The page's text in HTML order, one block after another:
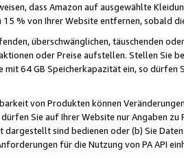
dass Amazon auf ausgewählte
15 % von Ihrer Website entfernen, sobald
überschwänglichen, täuschenden
oder Preise aufstellen. Stellen Sie
mit 64 GB Speicherkapazität ein, so dürfen
von Produkten können
Sie auf Ihrer Website nur Angaben
sind bedienen oder (b) Sie
für die Nutzung von PA API